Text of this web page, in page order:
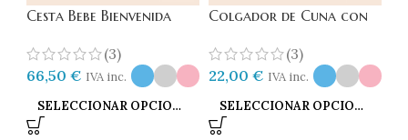
Cesta Bebe Bienvenida
(3)
66,50 € IVA inc.
SELECCIONAR OPCIONES
Colgador de Cuna con
(3)
22,00 € IVA inc.
SELECCIONAR OPCIONES